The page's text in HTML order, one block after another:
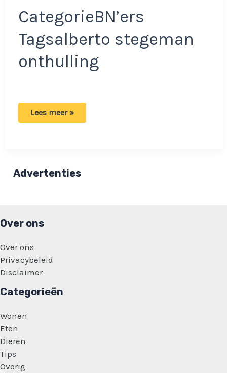
CategorieBN’ers
Tagsalberto stegeman
onthulling
Alberto
uitlekken
nieuws’
Lees meer »
Advertenties
Over ons
Over ons
Privacybeleid
Disclaimer
Categorieën
Wonen
Eten
Dieren
Tips
Overig